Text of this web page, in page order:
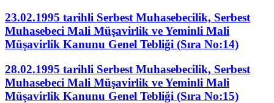
23.02.1995 tarihli Serbest Muhasebecilik, Serbest
Muhasebeci Mali Müşavirlik ve Yeminli Mali
Müşavirlik Kanunu Genel Tebliği (Sıra No:14)
28.02.1995 tarihli Serbest Muhasebecilik, Serbest
Muhasebeci Mali Müşavirlik ve Yeminli Mali
Müşavirlik Kanunu Genel Tebliği (Sıra No:15)